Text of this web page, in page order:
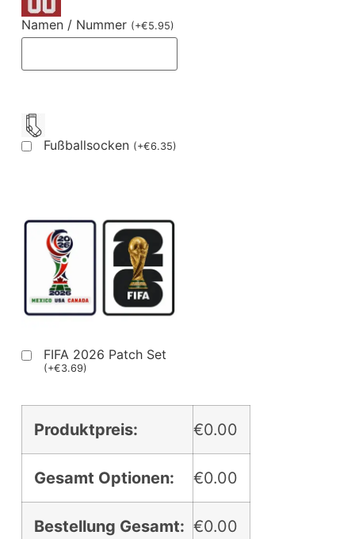
Namen / Nummer (+€5.95)
Fußballsocken (+€6.35)
FIFA 2026 Patch Set
(+€3.69)
Produktpreis: €0.00
Gesamt Optionen: €0.00
Bestellung Gesamt: €0.00